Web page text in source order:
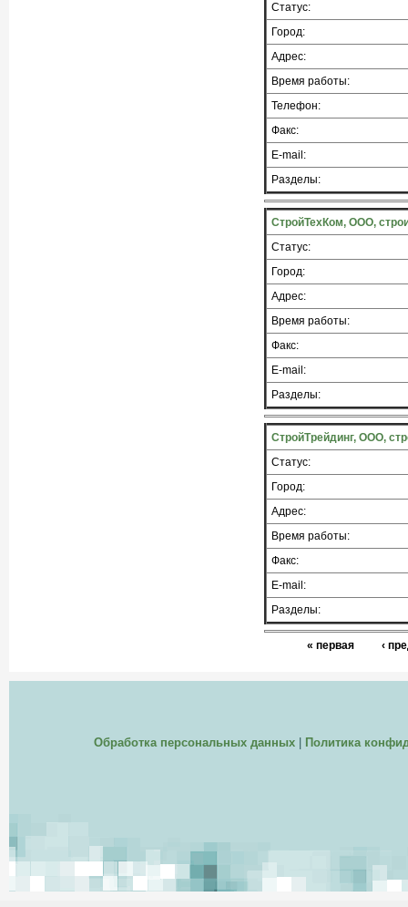
Статус:
Город:
Адрес:
Время работы:
Телефон:
Факс:
E-mail:
Разделы:
СтройТехКом, ООО,
Статус:
Город:
Адрес:
Время работы:
Факс:
E-mail:
Разделы:
СтройТрейдинг, ООО,
Статус:
Город:
Адрес:
Время работы:
Факс:
E-mail:
Разделы:
« первая ‹
Обработка персональных данных| Политика